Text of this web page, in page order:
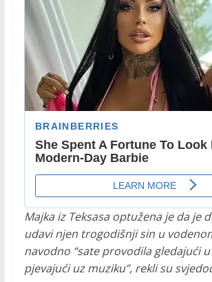
Majka iz Teksasa optužena je da je
udavi njen trogodišnji sin u
navodno “sate provodila gledajući
pjevajući uz muziku”, rekli su